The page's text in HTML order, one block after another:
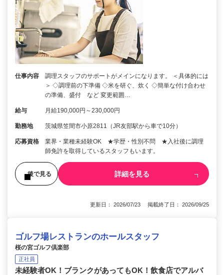
仕事内容
調理スタッフのサポートがメインになります。 ＜具体的には
＞ ◇調理前の下準備 ◇米を研ぐ、炊く ◇簡単な付け合わせ
の準備、盛付 など 変更範囲…
給与 月給190,000円～230,000円
勤務地 茨城県笠間市小原2811（JR友部駅から車で10分）
応募資格
業界・業種未経験OK ★学歴・性別不問 ★入社後に調理
師免許を取得しているスタッフもいます。
後で見る 詳細を見る
更新日： 2026/07/23 掲載終了日： 2026/09/25
ゴルフ場レストランのホールスタッフ
桜の宮ゴルフ倶楽部
正社員
未経験者OK！ブランクがあってもOK！飲食店でアルバ